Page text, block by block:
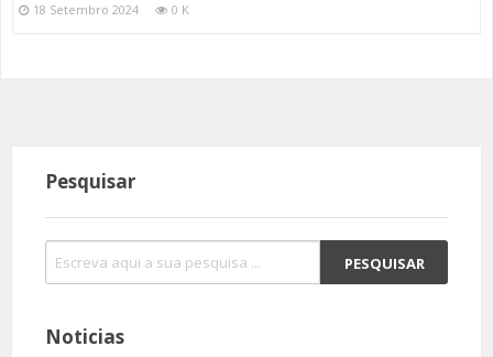
18 Setembro 2024 0 K
Pesquisar
Noticias